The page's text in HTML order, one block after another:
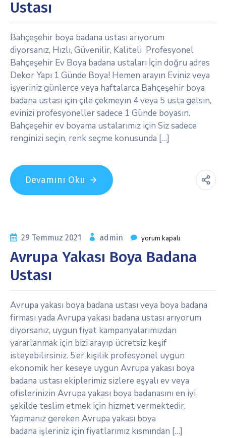
Ustası
Bahçeşehir boya badana ustası arıyorum
diyorsanız, Hızlı, Güvenilir, Kaliteli Profesyonel
Bahçeşehir Ev Boya badana ustaları İçin doğru adres
Dekor Yapı 1 Günde Boya! Hemen arayın Eviniz veya
işyeriniz günlerce veya haftalarca Bahçeşehir boya
badana ustası için çile çekmeyin 4 veya 5 usta gelsin,
evinizi profesyoneller sadece 1 Günde boyasın.
Bahçeşehir ev boyama ustalarımız için Siz sadece
renginizi seçin, renk seçme konusunda […]
Devamını Oku
29 Temmuz 2021 admin yorum kapalı
Avrupa Yakası Boya Badana
Ustası
Avrupa yakası boya badana ustası veya boya badana
firması yada Avrupa yakası badana ustası arıyorum
diyorsanız, uygun fiyat kampanyalarımızdan
yararlanmak için bizi arayıp ücretsiz keşif
isteyebilirsiniz. 5’er kişilik profesyonel uygun
ekonomik her keseye uygun Avrupa yakası boya
badana ustası ekiplerimiz sizlere eşyalı ev veya
ofislerinizin Avrupa yakası boya badanasını en iyi
şekilde teslim etmek için hizmet vermektedir.
Yapmanız gereken Avrupa yakası boya
badana işleriniz için fiyatlarımız kısmından […]